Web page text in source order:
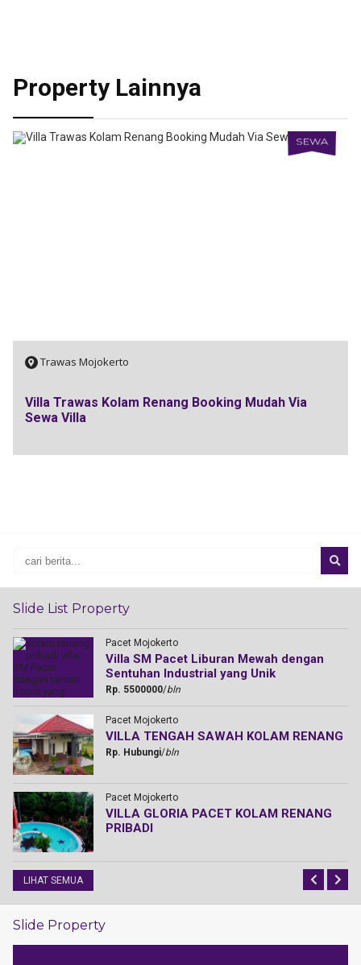
Property Lainnya
SEWA
Trawas Mojokerto
Villa Trawas Kolam Renang Booking Mudah Via
Sewa Villa
Slide List Property
Pacet Mojokerto
Villa SM Pacet Liburan Mewah dengan
Sentuhan Industrial yang Unik
Rp. 5500000/bln
Pacet Mojokerto
VILLA TENGAH SAWAH KOLAM RENANG
Rp. Hubungi/bln
Pacet Mojokerto
VILLA GLORIA PACET KOLAM RENANG
PRIBADI
LIHAT SEMUA
Slide Property